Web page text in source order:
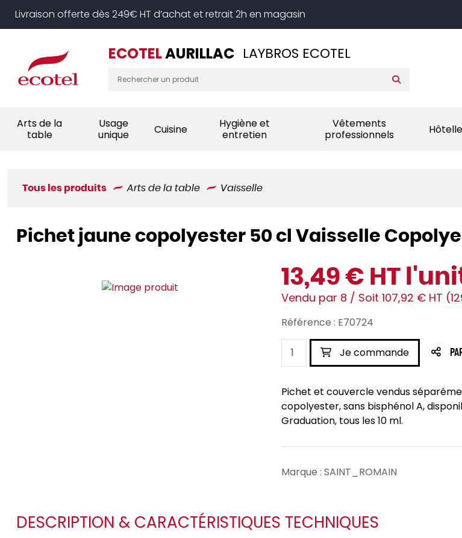
Livraison offerte dès 249€ HT d’achat et retrait 2h en magasin
ECOTELAURILLAC LAYBROS ECOTEL
Arts de la
table
Usage
unique
Cuisine
Hygiène et
entretien
Vêtements
professionnels
Tous les produits Arts de la table Vaisselle
Pichet jaune copolyester 50 cl Vaisselle
13,49 € HT
Vendu par 8 / Soit 107,92 € HT
Référence : E70724
Je commande
Pichet et couvercle vendus
copolyester, sans bisphénol A,
Graduation, tous les 10 ml.
Marque : SAINT_ROMAIN
DESCRIPTION & CARACTÉRISTIQUES TECHNIQUES
Panneau de gestion des cookies